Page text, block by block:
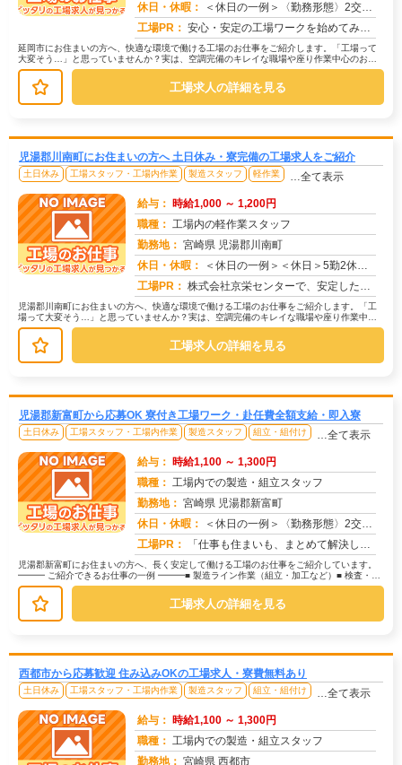
休日・休暇：
＜休日の一例＞〈勤務形態〉2交替〈休日〉土日★ＧＷ・夏季・冬季・年末年始休暇あり★有給休暇あり※配属先により休日・...
工場PR： 安心・安定の工場ワークを始めてみませんか？株式会社京栄センターが選ばれる理由はこちら！【理由①】手厚いサポート体制...
延岡市にお住まいの方へ、快適な環境で働ける工場のお仕事をご紹介します。「工場って
大変そう…」と思っていませんか？実は、空調完備のキレイな職場や座り作業中心のお仕
事もたくさんあります。【たとえばこ...
工場求人の詳細を見る
児湯郡川南町にお住まいの方へ 土日休み・寮完備の工場求人をご紹介
土日休み 工場スタッフ・工場内作業 製造スタッフ 軽作業 …全て表示
給与： 時給1,000 ～ 1,200円
職種： 工場内の軽作業スタッフ
勤務地： 宮崎県 児湯郡川南町
休日・休暇：
＜休日の一例＞＜休日＞5勤2休（工場カレンダーによる）★ＧＷ・夏季・年末年始休暇あり★有給休暇あり※配属先により休...
工場PR： 株式会社京栄センターで、安定した暮らしを手に入れませんか？☆家具付き寮がすぐに利用可能！→ 敷金・礼金・鍵交換代も...
児湯郡川南町にお住まいの方へ、快適な環境で働ける工場のお仕事をご紹介します。「工
場って大変そう…」と思っていませんか？実は、空調完備のキレイな職場や座り作業中心
のお仕事もたくさんあります。【たと...
工場求人の詳細を見る
児湯郡新富町から応募OK 寮付き工場ワーク・赴任費全額支給・即入寮
土日休み 工場スタッフ・工場内作業 製造スタッフ 組立・組付け …全て表示
給与： 時給1,100 ～ 1,300円
職種： 工場内での製造・組立スタッフ
勤務地： 宮崎県 児湯郡新富町
休日・休暇：
＜休日の一例＞〈勤務形態〉2交替〈休日〉土日★ＧＷ・夏季・冬季・年末年始休暇あり★有給休暇あり※配属先により休日・...
工場PR：
「仕事も住まいも、まとめて解決したい！」そんなあなたを応援します。株式会社京栄センターでは、全国の工場求人をご紹介...
児湯郡新富町にお住まいの方へ、長く安定して働ける工場のお仕事をご紹介しています。
━━━ ご紹介できるお仕事の一例 ━━━■ 製造ライン作業（組立・加工など）■ 検査・検
品（目視チェックなど）■ ...
工場求人の詳細を見る
西都市から応募歓迎 住み込みOKの工場求人・寮費無料あり
土日休み 工場スタッフ・工場内作業 製造スタッフ 組立・組付け …全て表示
給与： 時給1,100 ～ 1,300円
職種： 工場内での製造・組立スタッフ
勤務地： 宮崎県 西都市